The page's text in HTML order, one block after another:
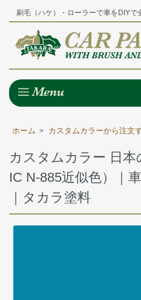
刷毛（ハケ）・ローラーで車をDIYで
ホーム > カスタムカラーから注文
カスタムカラー 日本
IC N-885近似色）｜
｜タカラ塗料